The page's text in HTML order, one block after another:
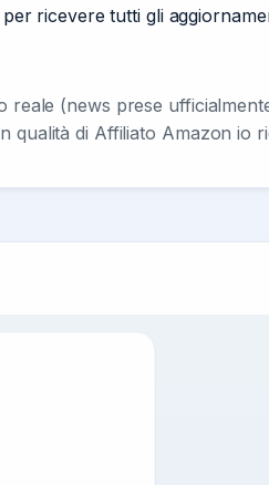
ricevere tutti gli
reale (news prese
qualità di Affiliato Amazon io